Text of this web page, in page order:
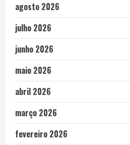
agosto 2026
julho 2026
junho 2026
maio 2026
abril 2026
março 2026
fevereiro 2026